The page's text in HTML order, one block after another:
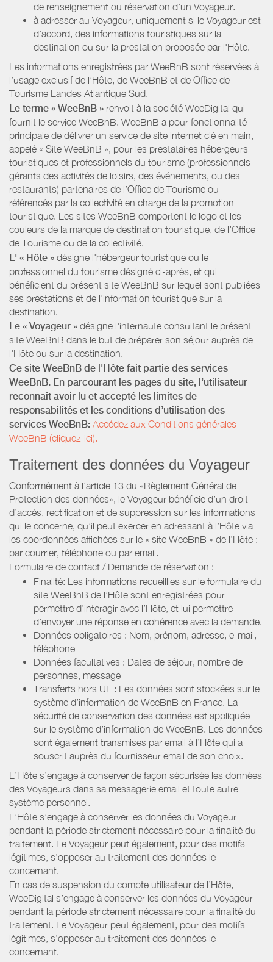
de renseignement ou réservation d'un Voyageur.
à adresser au Voyageur, uniquement si le Voyageur est
d'accord, des informations touristiques sur la
destination ou sur la prestation proposée par l'Hôte.
Les informations enregistrées par WeeBnB sont réservées à
l’usage exclusif de l’Hôte, de WeeBnB et de Office de
Tourisme Landes Atlantique Sud.
Le terme « WeeBnB » renvoit à la société WeeDigital qui
fournit le service WeeBnB. WeeBnB a pour fonctionnalité
principale de délivrer un service de site internet clé en main,
appelé « Site WeeBnB », pour les prestataires hébergeurs
touristiques et professionnels du tourisme (professionnels
gérants des activités de loisirs, des événements, ou des
restaurants) partenaires de l’Office de Tourisme ou
référencés par la collectivité en charge de la promotion
touristique. Les sites WeeBnB comportent le logo et les
couleurs de la marque de destination touristique, de l’Office
de Tourisme ou de la collectivité.
L' « Hôte » désigne l'hébergeur touristique ou le
professionnel du tourisme désigné ci-après, et qui
bénéficient du présent site WeeBnB sur lequel sont publiées
ses prestations et de l'information touristique sur la
destination.
Le « Voyageur » désigne l'internaute consultant le présent
site WeeBnB dans le but de préparer son séjour auprès de
l'Hôte ou sur la destination.
Ce site WeeBnB de l'Hôte fait partie des services
WeeBnB. En parcourant les pages du site, l’utilisateur
reconnaît avoir lu et accepté les limites de
responsabilités et les conditions d’utilisation des
services WeeBnB: Accédez aux Conditions générales
WeeBnB (cliquez-ici).
Traitement des données du Voyageur
Conformément à l'article 13 du «Règlement Général de
Protection des données», le Voyageur bénéficie d’un droit
d’accès, rectification et de suppression sur les informations
qui le concerne, qu’il peut exercer en adressant à l’Hôte via
les coordonnées affichées sur le « site WeeBnB » de l’Hôte :
par courrier, téléphone ou par email.
Formulaire de contact / Demande de réservation :
Finalité: Les informations recueillies sur le formulaire du
site WeeBnB de l’Hôte sont enregistrées pour
permettre d’interagir avec l’Hôte, et lui permettre
d’envoyer une réponse en cohérence avec la demande.
Données obligatoires : Nom, prénom, adresse, e-mail,
téléphone
Données facultatives : Dates de séjour, nombre de
personnes, message
Transferts hors UE : Les données sont stockées sur le
système d’information de WeeBnB en France. La
sécurité de conservation des données est appliquée
sur le système d’information de WeeBnB. Les données
sont également transmises par email à l’Hôte qui a
souscrit auprès du fournisseur email de son choix.
L’Hôte s’engage à conserver de façon sécurisée les données
des Voyageurs dans sa messagerie email et toute autre
système personnel.
L’Hôte s’engage à conserver les données du Voyageur
pendant la période strictement nécessaire pour la finalité du
traitement. Le Voyageur peut également, pour des motifs
légitimes, s’opposer au traitement des données le
concernant.
En cas de suspension du compte utilisateur de l’Hôte,
WeeDigital s’engage à conserver les données du Voyageur
pendant la période strictement nécessaire pour la finalité du
traitement. Le Voyageur peut également, pour des motifs
légitimes, s’opposer au traitement des données le
concernant.